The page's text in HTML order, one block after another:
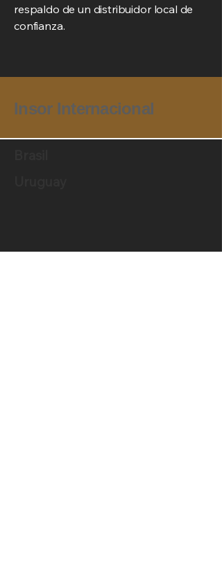
respaldo de un distribuidor local de
confianza.
Insor Internacional